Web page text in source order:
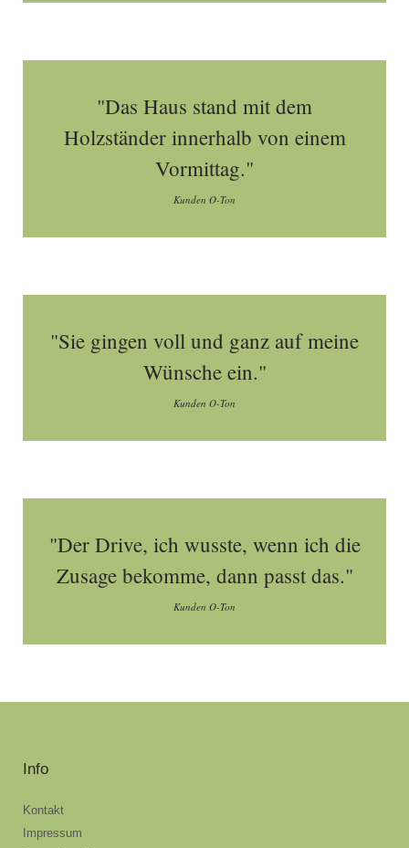
"Das Haus stand mit dem
Holzständer innerhalb von einem
Vormittag."
Kunden O-Ton
"Sie gingen voll und ganz auf meine
Wünsche ein."
Kunden O-Ton
"Der Drive, ich wusste, wenn ich die
Zusage bekomme, dann passt das."
Kunden O-Ton
Info
Kontakt
Impressum